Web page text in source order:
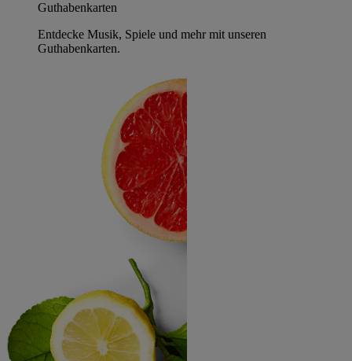
Guthabenkarten
Entdecke Musik, Spiele und mehr mit unseren
Guthabenkarten.